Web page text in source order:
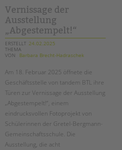
Förderzentren
Kollegs
EFöB
Schulbezogene Sozialarbeit
Tagesgruppen
HILFEN ZUR ERZIEHUNG
EINGLIEDERUNGSHILFE
BETREUTES WOHNEN
TANDEM BTL AKADEMIE
Vernissage der
Ausstellung
„Abgestempelt!“
ERSTELLT 24.02.2025
THEMA
VON
Barbara Brecht-Hadraschek
Am 18. Februar 2025 öffnete die
Geschäftsstelle von tandem BTL ihre
Türen zur Vernissage der Ausstellung
„Abgestempelt!“, einem
eindrucksvollen Fotoprojekt von
Schülerinnen der Gretel-Bergmann-
Gemeinschaftsschule. Die
Ausstellung, die acht